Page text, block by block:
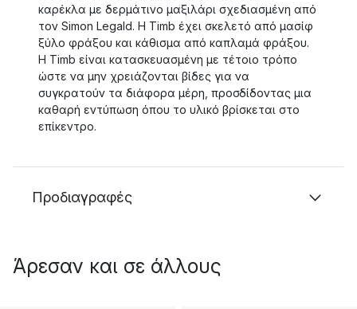
καρέκλα με δερμάτινο μαξιλάρι σχεδιασμένη από
τον Simon Legald. Η Timb έχει σκελετό από μασίφ
ξύλο φράξου και κάθισμα από καπλαμά φράξου.
Η Timb είναι κατασκευασμένη με τέτοιο τρόπο
ώστε να μην χρειάζονται βίδες για να
συγκρατούν τα διάφορα μέρη, προσδίδοντας μια
καθαρή εντύπωση όπου το υλικό βρίσκεται στο
επίκεντρο.
Προδιαγραφές
Άρεσαν και σε άλλους